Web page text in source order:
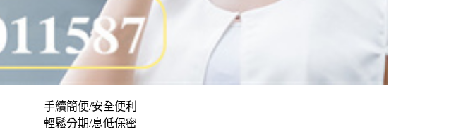
手續簡便/安全便利
輕鬆分期/息低保密